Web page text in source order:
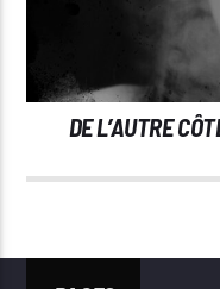
DE L’AUTRE